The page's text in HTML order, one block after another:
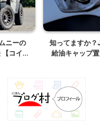
ニーの
コイル
知ってますか
給油キャップ